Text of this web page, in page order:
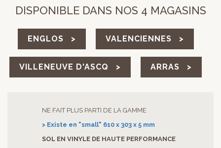
DISPONIBLE DANS NOS 4 MAGASINS
ENGLOS > VALENCIENNES >
VILLENEUVE D'ASCQ > ARRAS >
NE FAIT PLUS PARTI DE LA GAMME
> Existe en "small" 610 x 303 x 5 mm
SOL EN VINYLE DE HAUTE PERFORMANCE